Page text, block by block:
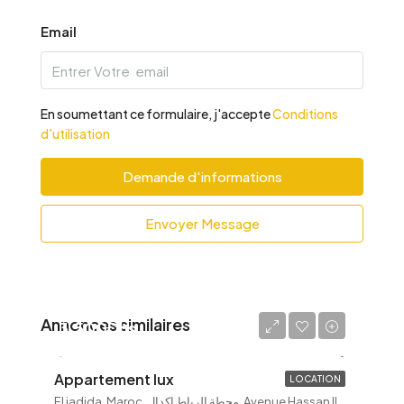
Email
En soumettant ce formulaire, j'accepteConditions
d'utilisation
Demande d'informations
Envoyer Message
Annonces similaires
LOCATION
3,500Dhs
Appartement lux